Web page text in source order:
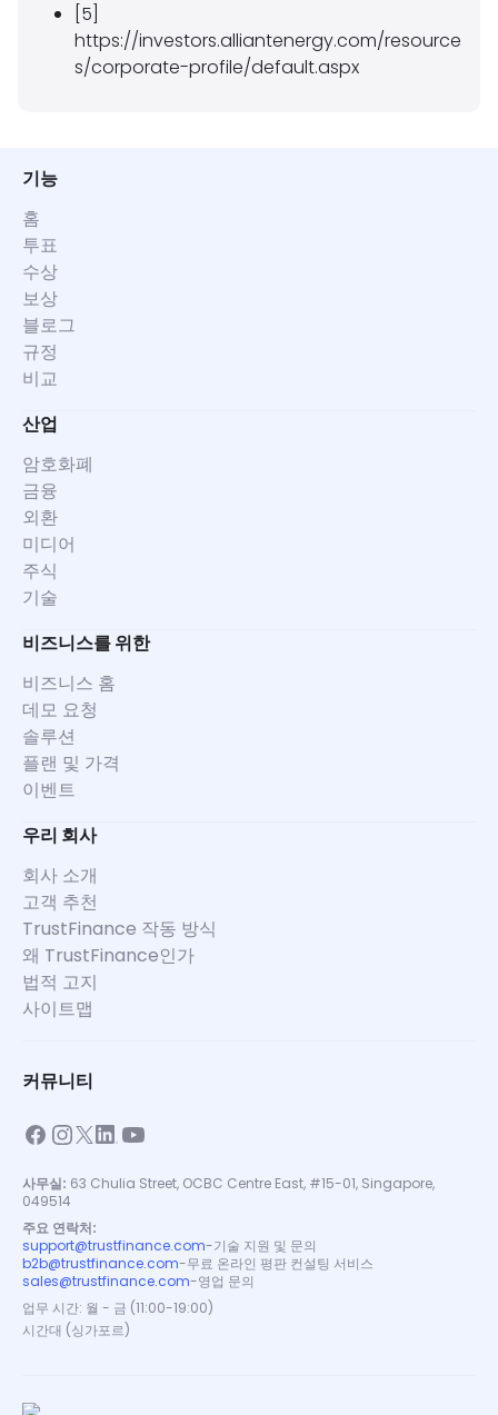
[5]
https://investors.alliantenergy.com/resource
s/corporate-profile/default.aspx
기능
홈
투표
수상
보상
블로그
규정
비교
산업
암호화폐
금융
외환
미디어
주식
기술
비즈니스를 위한
비즈니스 홈
데모 요청
솔루션
플랜 및 가격
이벤트
우리 회사
회사 소개
고객 추천
TrustFinance 작동 방식
왜 TrustFinance인가
법적 고지
사이트맵
커뮤니티
사무실: 63 Chulia Street, OCBC Centre East, #15-01, Singapore,
049514
주요 연락처:
support@trustfinance.com-기술 지원 및 문의
b2b@trustfinance.com-무료 온라인 평판 컨설팅 서비스
sales@trustfinance.com-영업 문의
업무 시간: 월 - 금 (11:00-19:00)
시간대 (싱가포르)